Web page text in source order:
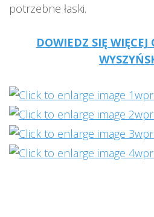
potrzebne łaski.
DOWIEDZ SIĘ